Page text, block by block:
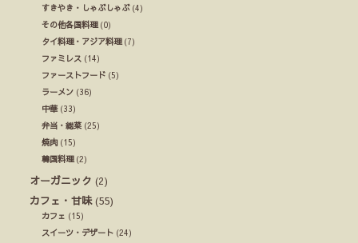
すきやき・しゃぶしゃぶ(4)
その他各国料理(0)
タイ料理・アジア料理(7)
ファミレス (14)
ファーストフード (5)
ラーメン (36)
中華(33)
弁当・総菜 (25)
焼肉 (15)
韓国料理(2)
オーガニック (2)
カフェ・甘味(55)
カフェ (15)
スイーツ・デザート (24)